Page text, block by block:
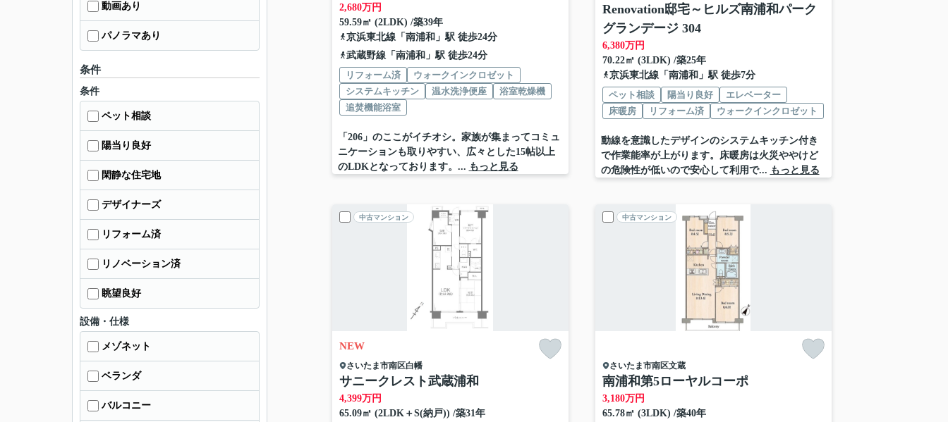
2,680万円
59.59㎡ (2LDK) /築39年
京浜東北線「 南浦和 」駅 徒歩24分
武蔵野線「 南浦和 」駅 徒歩24分
リフォーム済
ウォークインクロゼット
システムキッチン
温水洗浄便座
浴室乾燥機
追焚機能浴室
「206」のここがイチオシ。家族が集まってコミュ
ニケーションも取りやすい、広々とした15帖以上
のLDKとなっております。... もっと見る
Renovation邸宅～ヒルズ南浦和パーク
グランデージ 304
6,380万円
70.22㎡ (3LDK) /築25年
京浜東北線「 南浦和 」駅 徒歩7分
ペット相談
陽当り良好
エレベーター
床暖房
リフォーム済 ウォークインクロゼット
動線を意識したデザインのシステムキッチン付き
で作業能率が上がります。床暖房は火災ややけど
の危険性が低いので安心して利用で... もっと見る
中古マンション
NEW
さいたま市南区白幡
サニークレスト武蔵浦和
4,399万円
65.09㎡ (2LDK＋S(納戸)) /築31年
中古マンション
さいたま市南区文蔵
南浦和第5ローヤルコーポ
3,180万円
65.78㎡ (3LDK) /築40年
動画あり
パノラマあり
条件
条件
ペット相談
陽当り良好
閑静な住宅地
デザイナーズ
リフォーム済
リノベーション済
眺望良好
設備・仕様
メゾネット
ベランダ
バルコニー